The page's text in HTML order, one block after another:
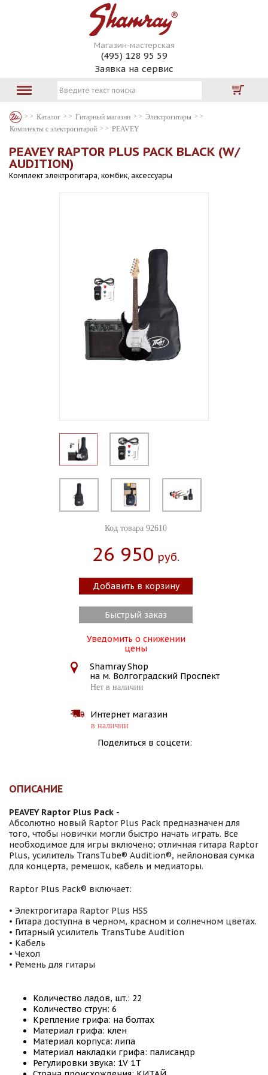
Магазин-мастерская
(495) 128 95 59
Заявка на сервис
Каталог Гитарный магазин
Электрогитары
Комплекты с электрогитарой
PEAVEY
PEAVEY RAPTOR PLUS PACK BLACK (W/
AUDITION)
Комплект электрогитара, комбик, аксессуары
Код товара 92610
26 950 Руб.
Добавить в корзину
Быстрый заказ
Уведомить о снижении
цены
Shamray Shop
на м. Волгоградский Проспект
Нет в наличии
Интернет магазин
в наличии
Поделиться в соцсети:
ОПИСАНИЕ
PEAVEY Raptor Plus Pack -
Абсолютно новый Raptor Plus Pack предназначен для
того, чтобы новички могли быстро начать играть. Все
необходимое для игры включено; отличная гитара Raptor
Plus, усилитель TransTube® Audition®, нейлоновая сумка
для концерта, ремешок, кабель и медиаторы.
Raptor Plus Pack® включает:
• Электрогитара Raptor Plus HSS
• Гитара доступна в черном, красном и солнечном цветах.
• Гитарный усилитель TransTube Audition
• Кабель
• Чехол
• Ремень для гитары
Количество ладов, шт.: 22
Количество струн: 6
Крепление грифа: на болтах
Материал грифа: клен
Материал корпуса: липа
Материал накладки грифа: палисандр
Регулировки звука: 1V 1T